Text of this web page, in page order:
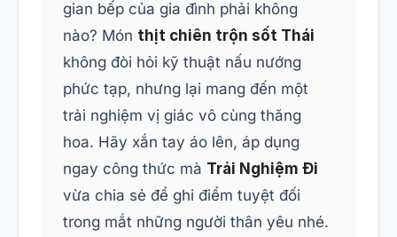
gian bếp của gia đình phải không
nào? Món thịt chiên trộn sốt Thái
không đòi hỏi kỹ thuật nấu nướng
phức tạp, nhưng lại mang đến một
trải nghiệm vị giác vô cùng thăng
hoa. Hãy xắn tay áo lên, áp dụng
ngay công thức mà Trải Nghiệm Đi
vừa chia sẻ để ghi điểm tuyệt đối
trong mắt những người thân yêu nhé.